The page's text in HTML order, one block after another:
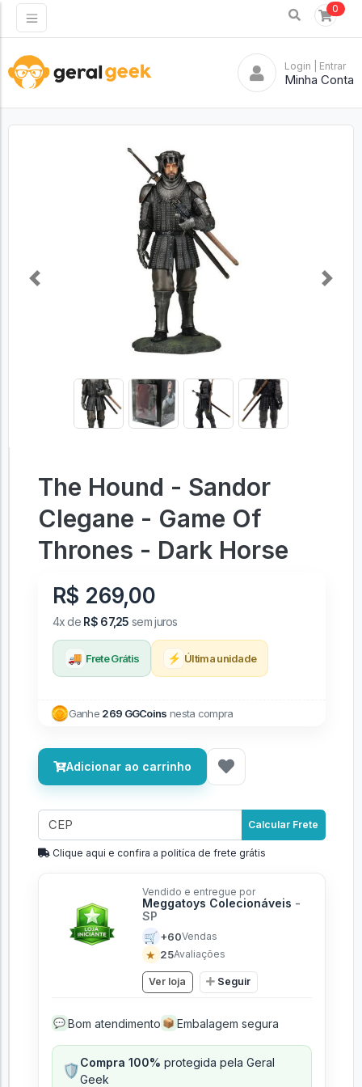
0
Login | Entrar
Minha Conta
Previous Next
The Hound - Sandor
Clegane - Game Of
Thrones - Dark Horse
R$ 269,00
4x de R$ 67,25 sem juros
🚚 Frete Grátis ⚡ Última unidade
Ganhe 269 GGCoins nesta compra
Adicionar ao carrinho
Calcular Frete
Clique aqui e confira a politíca de frete grátis
Vendido e entregue por
Meggatoys Colecionáveis -
SP
🛒 +60Vendas
★ 25Avaliações
Ver loja Seguir
💬 Bom atendimento 📦 Embalagem segura
🛡️Compra 100% protegida pela Geral
Geek